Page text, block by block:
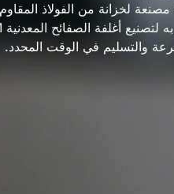
لخزانة من الفولاذ
والتسليم في الوقت المحدد.